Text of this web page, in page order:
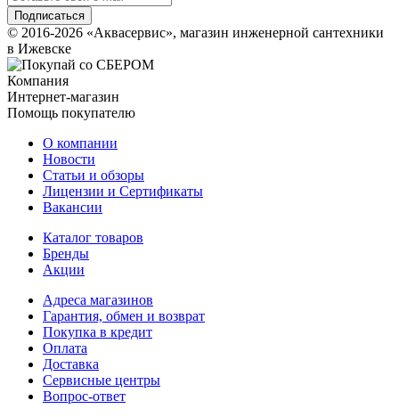
© 2016-2026 «Аквасервис», магазин инженерной сантехники
в Ижевске
Компания
Интернет-магазин
Помощь покупателю
О компании
Новости
Статьи и обзоры
Лицензии и Сертификаты
Вакансии
Каталог товаров
Бренды
Акции
Адреса магазинов
Гарантия, обмен и возврат
Покупка в кредит
Оплата
Доставка
Сервисные центры
Вопрос-ответ